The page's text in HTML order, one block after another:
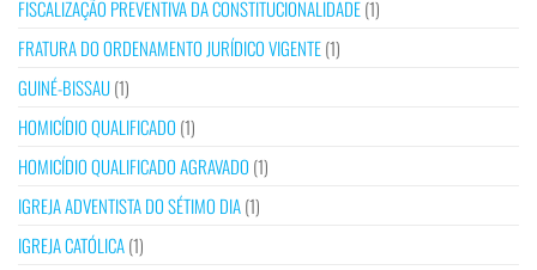
FISCALIZAÇÃO PREVENTIVA DA CONSTITUCIONALIDADE(1)
FRATURA DO ORDENAMENTO JURÍDICO VIGENTE(1)
GUINÉ-BISSAU(1)
HOMICÍDIO QUALIFICADO (1)
HOMICÍDIO QUALIFICADO AGRAVADO (1)
IGREJA ADVENTISTA DO SÉTIMO DIA(1)
IGREJA CATÓLICA(1)